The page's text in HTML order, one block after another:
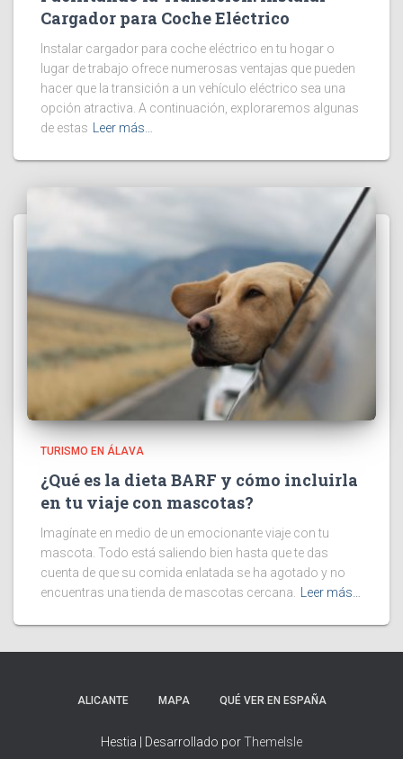
Cargador para Coche Eléctrico
Instalar cargador para coche eléctrico en tu hogar o
lugar de trabajo ofrece numerosas ventajas que pueden
hacer que la transición a un vehículo eléctrico sea una
opción atractiva. A continuación, exploraremos algunas
de estas Leer más…
TURISMO EN ÁLAVA
¿Qué es la dieta BARF y cómo incluirla
en tu viaje con mascotas?
Imagínate en medio de un emocionante viaje con tu
mascota. Todo está saliendo bien hasta que te das
cuenta de que su comida enlatada se ha agotado y no
encuentras una tienda de mascotas cercana.
Leer más…
ALICANTE MAPA QUÉ VER EN ESPAÑA
Hestia | Desarrollado porThemeIsle